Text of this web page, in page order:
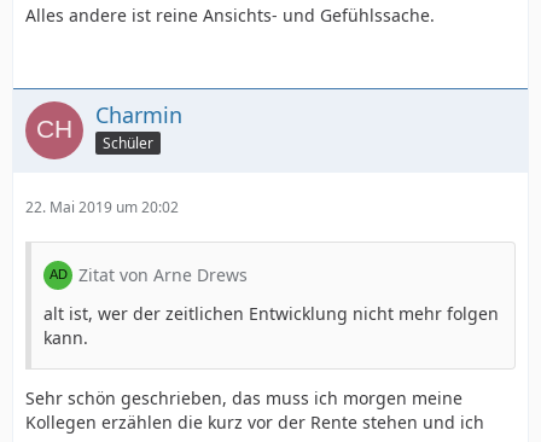
Alles andere ist reine Ansichts- und Gefühlssache.
Charmin
Schüler
22. Mai 2019 um 20:02
Zitat von Arne Drews
alt ist, wer der zeitlichen Entwicklung nicht mehr folgen
kann.
Sehr schön geschrieben, das muss ich morgen meine
Kollegen erzählen die kurz vor der Rente stehen und ich